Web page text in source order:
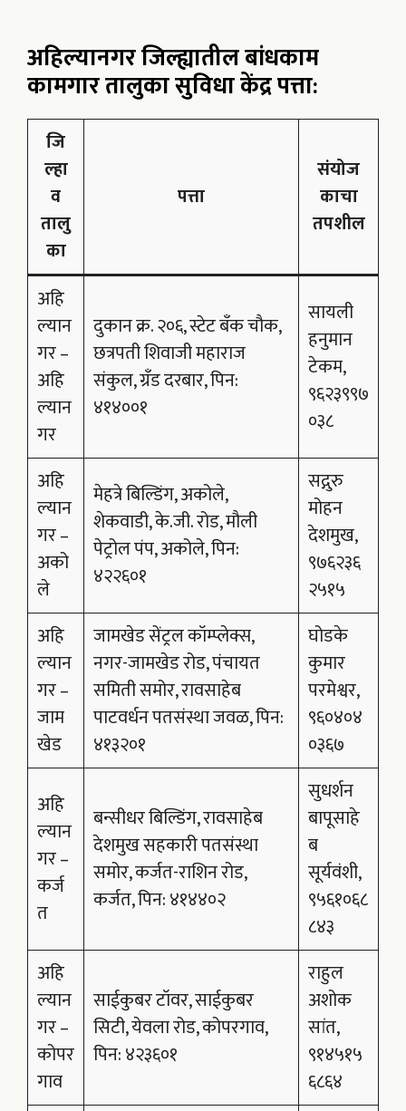
अहिल्यानगर जिल्ह्यातील बांधकाम
कामगार तालुका सुविधा केंद्र पत्ता:
जि
ल्हा
व
तालु
का
पत्ता
संयोज
काचा
तपशील
अहि
ल्यान
गर –
अहि
ल्यान
गर
दुकान क्र. २०६, स्टेट बँक चौक,
छत्रपती शिवाजी महाराज
संकुल, ग्रँड दरबार, पिन:
४१४००१
सायली
हनुमान
टेकम,
९६२३९९७
०३८
अहि
ल्यान
गर –
अको
ले
मेहत्रे बिल्डिंग, अकोले,
शेकवाडी, के.जी. रोड, मौली
पेट्रोल पंप, अकोले, पिन:
४२२६०१
सद्गुरु
मोहन
देशमुख,
९७६२३६
२५१५
अहि
ल्यान
गर –
जाम
खेड
जामखेड सेंट्रल कॉम्प्लेक्स,
नगर-जामखेड रोड, पंचायत
समिती समोर, रावसाहेब
पाटवर्धन पतसंस्था जवळ, पिन:
४१३२०१
घोडके
कुमार
परमेश्वर,
९६०४०४
०३६७
अहि
ल्यान
गर –
कर्ज
त
बन्सीधर बिल्डिंग, रावसाहेब
देशमुख सहकारी पतसंस्था
समोर, कर्जत-राशिन रोड,
कर्जत, पिन: ४१४४०२
सुधर्शन
बापूसाहे
ब
सूर्यवंशी,
९५६१०६८
८४३
अहि
ल्यान
गर –
कोपर
गाव
साईकुबर टॉवर, साईकुबर
सिटी, येवला रोड, कोपरगाव,
पिन: ४२३६०१
राहुल
अशोक
सांत,
९१४५१५
६८६४